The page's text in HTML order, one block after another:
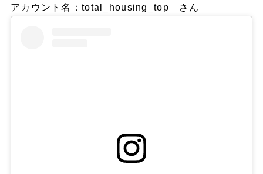
アカウント名：total_housing_top さん